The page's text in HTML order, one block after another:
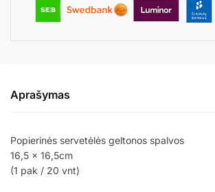
Aprašymas
Popierinės servetėlės geltonos spalvos
16,5 x 16,5cm
(1 pak / 20 vnt)